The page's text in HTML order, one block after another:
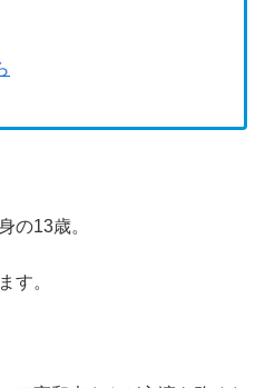
の13歳。
す。